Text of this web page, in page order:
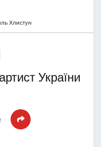
Хлистун
України